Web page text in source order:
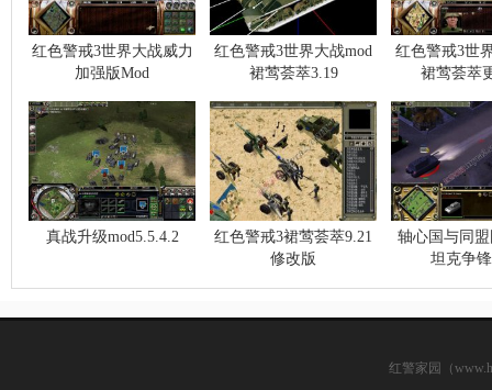
红色警戒3世界大战威力
加强版Mod
红色警戒3世界大战mod
裙莺荟萃3.19
红色警戒3世
裙莺荟萃
真战升级mod5.5.4.2
红色警戒3裙莺荟萃9.21
修改版
轴心国与同
坦克争
红警家园（